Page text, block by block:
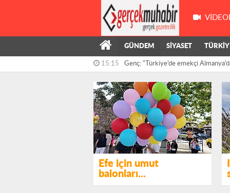
GÜNDEM SİYASET
15:15 Genç: "Türkiye’de emekçi
çalışıyor,...
14:55 Kış’ın önergesi, AKP ve MHP
Efe için umut
balonları...